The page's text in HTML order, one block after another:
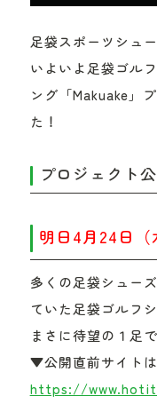
足袋スポーツシュ
いよいよ足袋ゴル
ング「Makuake」
た！
プロジェクト
明日4月24日（
多くの足袋シュー
ていた足袋ゴルフシ
まさに待望の１足で
▼公開直前サイト
https://